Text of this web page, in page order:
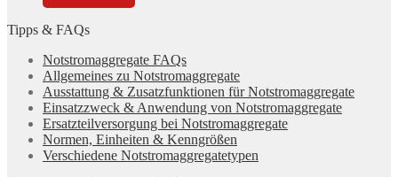
Tipps & FAQs
Notstromaggregate FAQs
Allgemeines zu Notstromaggregate
Ausstattung & Zusatzfunktionen für Notstromaggregate
Einsatzzweck & Anwendung von Notstromaggregate
Ersatzteilversorgung bei Notstromaggregate
Normen, Einheiten & Kenngrößen
Verschiedene Notstromaggregatetypen